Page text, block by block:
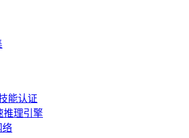
能认证
推理引擎
络